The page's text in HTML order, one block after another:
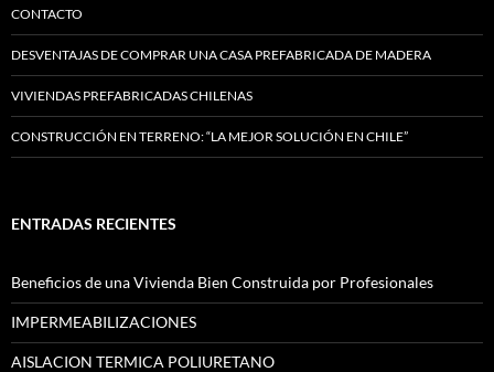
CONTACTO
DESVENTAJAS DE COMPRAR UNA CASA PREFABRICADA DE MADERA
VIVIENDAS PREFABRICADAS CHILENAS
CONSTRUCCIÓN EN TERRENO: “LA MEJOR SOLUCIÓN EN CHILE”
ENTRADAS RECIENTES
Beneficios de una Vivienda Bien Construida por Profesionales
IMPERMEABILIZACIONES
AISLACION TERMICA POLIURETANO